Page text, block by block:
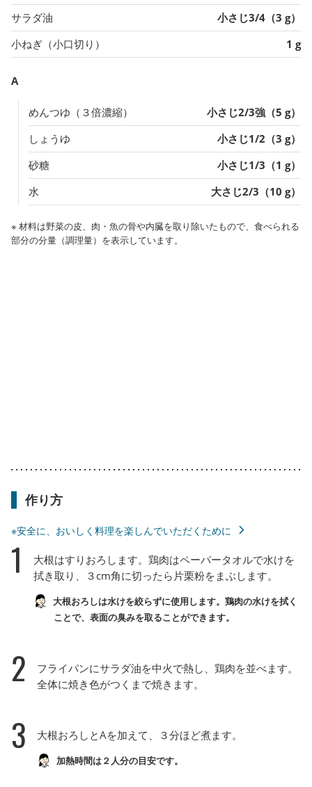
サラダ油
小さじ3/4（3 g）
小ねぎ（小口切り）
1 g
A
めんつゆ（３倍濃縮）
小さじ2/3強（5 g）
しょうゆ
小さじ1/2（3 g）
砂糖
小さじ1/3（1 g）
水
大さじ2/3（10 g）
※ 材料は野菜の皮、肉・魚の骨や内臓を取り除いたもので、食べられる
部分の分量（調理量）を表示しています。
作り方
※安全に、おいしく料理を楽しんでいただくために
1
大根はすりおろします。鶏肉はペーパータオルで水けを
拭き取り、３cm角に切ったら片栗粉をまぶします。
大根おろしは水けを絞らずに使用します。鶏肉の水けを拭く
ことで、表面の臭みを取ることができます。
2
フライパンにサラダ油を中火で熱し、鶏肉を並べます。
全体に焼き色がつくまで焼きます。
3 大根おろしとAを加えて、３分ほど煮ます。
加熱時間は２人分の目安です。